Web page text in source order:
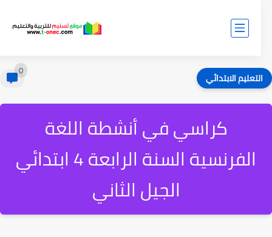
الابتدائي
كراسي في أنشطة اللغة
الفرنسية السنة الرابعة 4 ابتدائي
الجيل الثاني